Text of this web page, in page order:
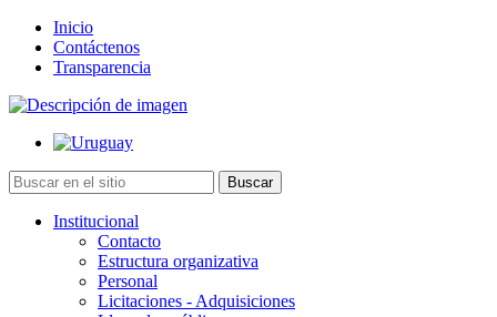
Inicio
Contáctenos
Transparencia
Institucional
Contacto
Estructura organizativa
Personal
Licitaciones - Adquisiciones